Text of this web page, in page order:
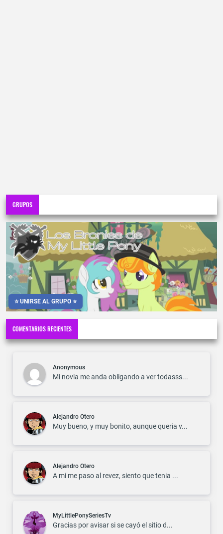
GRUPOS
⭐ UNIRSE AL GRUPO ⭐
COMENTARIOS RECIENTES
Anonymous
Mi novia me anda obligando a ver todasss...
Alejandro Otero
Muy bueno, y muy bonito, aunque queria v...
Alejandro Otero
A mi me paso al revez, siento que tenia ...
MyLittlePonySeriesTv
Gracias por avisar si se cayó el sitio d...